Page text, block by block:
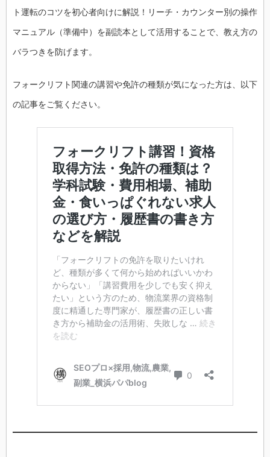
ト運転のコツを初心者向けに解説！リーチ・カウンター別の操作
マニュアル（準備中）を副読本として活用することで、教え方の
バラつきを防げます。
フォークリフト関連の講習や免許の種類が気になった方は、以下
の記事をご覧ください。